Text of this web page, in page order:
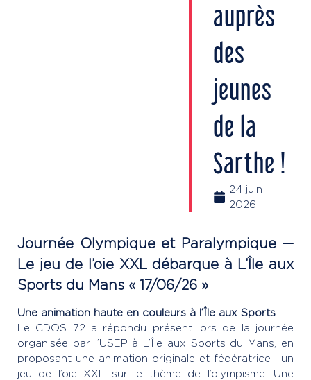
auprès
des
jeunes
de la
Sarthe !
24 juin
2026
Journée Olympique et Paralympique —
Le jeu de l’oie XXL débarque à L’Île aux
Sports du Mans « 17/06/26 »
Une animation haute en couleurs à l’Île aux Sports
Le CDOS 72 a répondu présent lors de la journée
organisée par l’USEP à L’Île aux Sports du Mans, en
proposant une animation originale et fédératrice : un
jeu de l’oie XXL sur le thème de l’olympisme. Une